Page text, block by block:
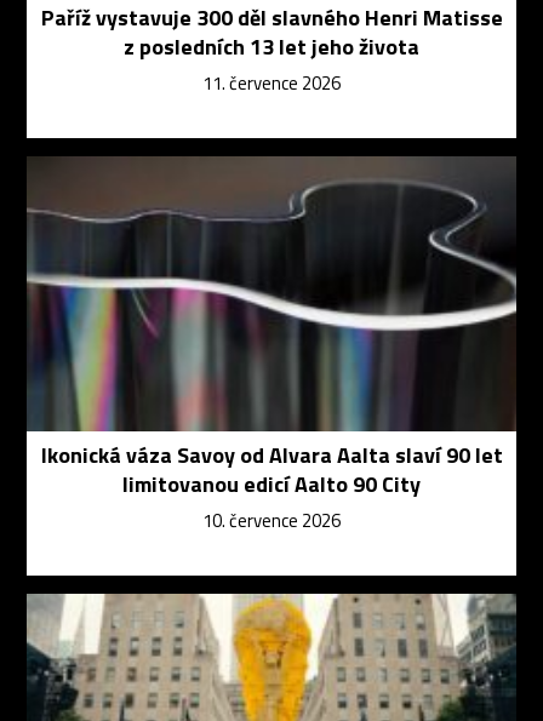
Paříž vystavuje 300 děl slavného Henri Matisse
z posledních 13 let jeho života
11. července 2026
Ikonická váza Savoy od Alvara Aalta slaví 90 let
limitovanou edicí Aalto 90 City
10. července 2026